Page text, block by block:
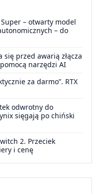
– otwarty model
– do
się przed awarią złącza
narzędzi AI
za darmo”. RTX
odwrotny do
sięgają po chiński
2. Przeciek
i cenę